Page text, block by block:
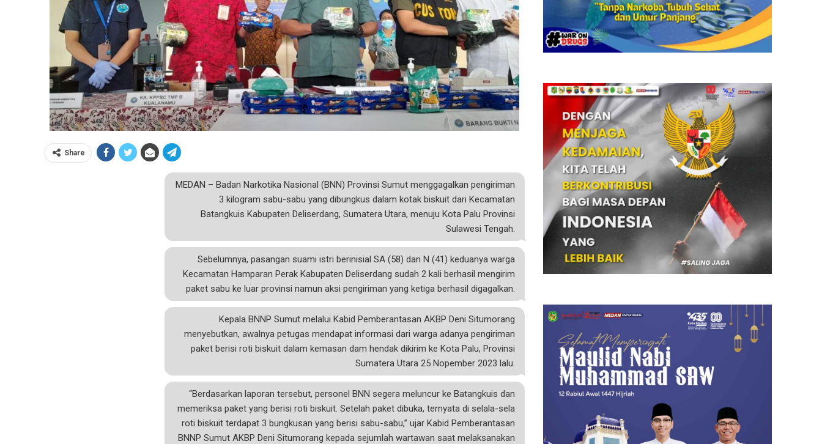
Share
MEDAN – Badan Narkotika Nasional (BNN) Provinsi Sumut menggagalkan pengiriman
3 kilogram sabu-sabu yang dibungkus dalam kotak biskuit dari Kecamatan
Batangkuis Kabupaten Deliserdang, Sumatera Utara, menuju Kota Palu Provinsi
Sulawesi Tengah.
Sebelumnya, pasangan suami istri berinisial SA (58) dan N (41) keduanya warga
Kecamatan Hamparan Perak Kabupaten Deliserdang sudah 2 kali berhasil mengirim
paket sabu ke luar provinsi namun aksi pengiriman yang ketiga berhasil digagalkan.
Kepala BNNP Sumut melalui Kabid Pemberantasan AKBP Deni Situmorang
menyebutkan, awalnya petugas mendapat informasi dari warga adanya pengiriman
paket berisi roti biskuit dalam kemasan dam hendak dikirim ke Kota Palu, Provinsi
Sumatera Utara 25 Nopember 2023 lalu.
“Berdasarkan laporan tersebut, personel BNN segera meluncur ke Batangkuis dan
memeriksa paket yang berisi roti biskuit. Setelah paket dibuka, ternyata di selala-sela
roti biskuit terdapat 3 bungkusan yang berisi sabu-sabu,” ujar Kabid Pemberantasan
BNNP Sumut AKBP Deni Situmorang kepada sejumlah wartawan saat melaksanakan